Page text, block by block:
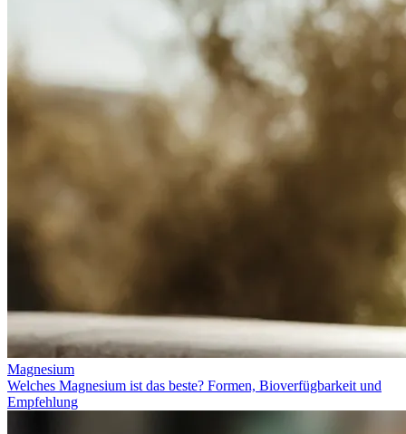
Magnesium
Welches Magnesium ist das beste? Formen, Bioverfügbarkeit und
Empfehlung